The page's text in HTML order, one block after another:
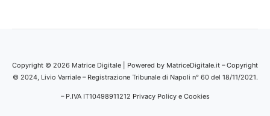
Copyright © 2026 Matrice Digitale | Powered by MatriceDigitale.it – Copyright
© 2024, Livio Varriale – Registrazione Tribunale di Napoli n° 60 del 18/11/2021.
– P.IVA IT10498911212 Privacy Policy e Cookies